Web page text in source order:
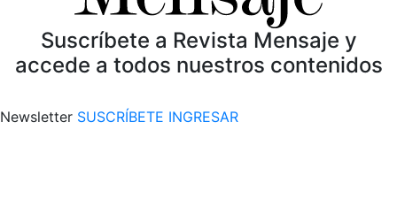
Suscríbete a Revista Mensaje y
accede a todos nuestros contenidos
Newsletter SUSCRÍBETE INGRESAR